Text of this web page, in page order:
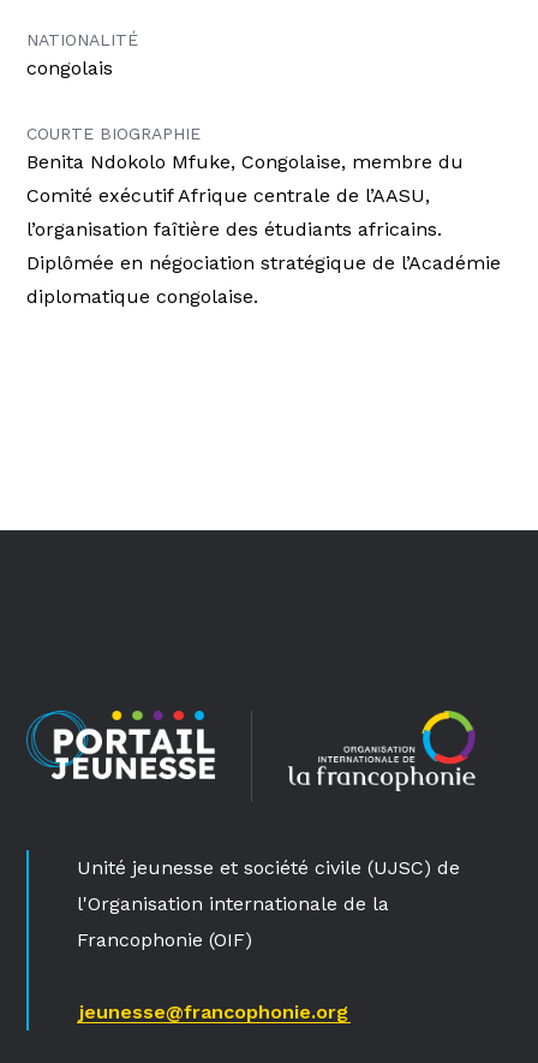
NATIONALITÉ
congolais
COURTE BIOGRAPHIE
Benita Ndokolo Mfuke, Congolaise, membre du
Comité exécutif Afrique centrale de l’AASU,
l’organisation faîtière des étudiants africains.
Diplômée en négociation stratégique de l’Académie
diplomatique congolaise.
Unité jeunesse et société civile (UJSC) de
l'Organisation internationale de la
Francophonie (OIF)
jeunesse@francophonie.org